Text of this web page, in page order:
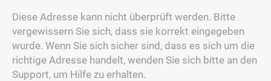
Diese Adresse kann nicht überprüft werden. Bitte
vergewissern Sie sich, dass sie korrekt eingegeben
wurde. Wenn Sie sich sicher sind, dass es sich um die
richtige Adresse handelt, wenden Sie sich bitte an den
Support, um Hilfe zu erhalten.